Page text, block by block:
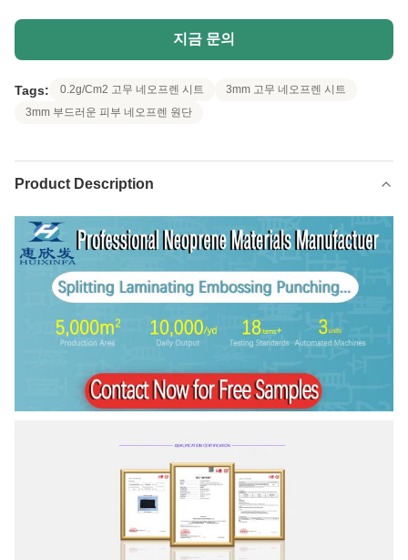
지금 문의
Tags: 0.2g/Cm2 고무 네오프렌 시트
3mm 고무 네오프렌 시트
3mm 부드러운 피부 네오프렌 원단
Product Description